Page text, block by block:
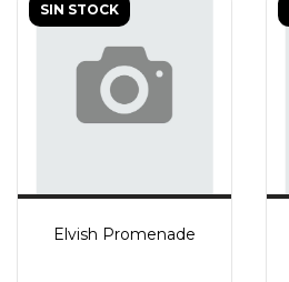
SIN STOCK
Elvish Promenade